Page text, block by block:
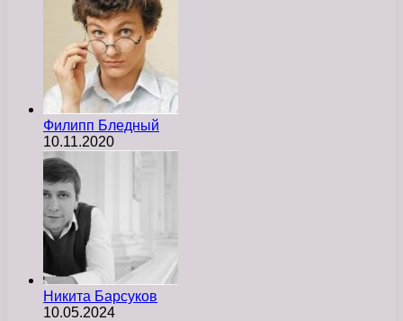
Филипп Бледный
10.11.2020
Никита Барсуков
10.05.2024